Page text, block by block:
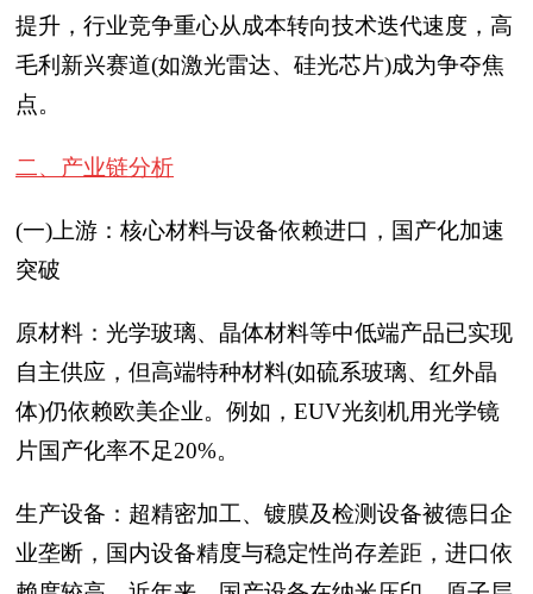
提升，行业竞争重心从成本转向技术迭代速度，高
毛利新兴赛道(如激光雷达、硅光芯片)成为争夺焦
点。
二、产业链分析
(一)上游：核心材料与设备依赖进口，国产化加速
突破
原材料：光学玻璃、晶体材料等中低端产品已实现
自主供应，但高端特种材料(如硫系玻璃、红外晶
体)仍依赖欧美企业。例如，EUV光刻机用光学镜
片国产化率不足20%。
生产设备：超精密加工、镀膜及检测设备被德日企
业垄断，国内设备精度与稳定性尚存差距，进口依